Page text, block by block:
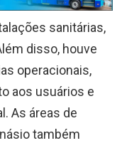
sanitárias,
disso, houve
operacionais,
aos usuários e
As áreas de
também